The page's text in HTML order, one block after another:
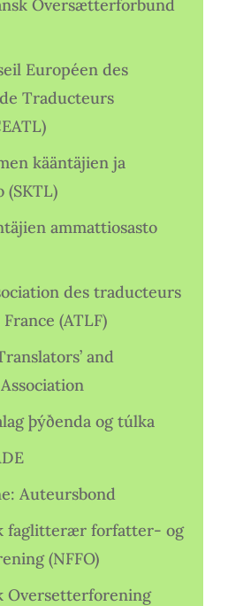
Oversætterforbund
Européen des
Traducteurs
kääntäjien ja
ammattiosasto
des traducteurs
(ATLF)
and
þýðenda og túlka
Auteursbond
faglitterær forfatter- og
(NFFO)
Oversetterforening